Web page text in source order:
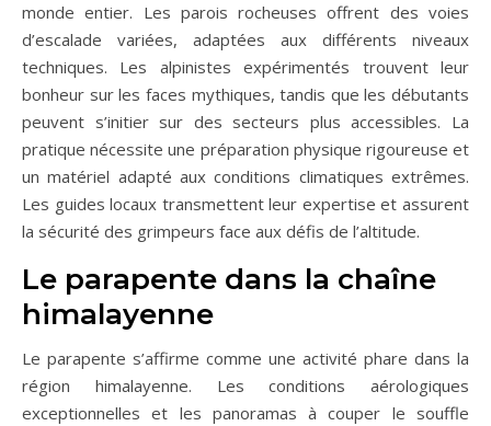
monde entier. Les parois rocheuses offrent des voies
d’escalade variées, adaptées aux différents niveaux
techniques. Les alpinistes expérimentés trouvent leur
bonheur sur les faces mythiques, tandis que les débutants
peuvent s’initier sur des secteurs plus accessibles. La
pratique nécessite une préparation physique rigoureuse et
un matériel adapté aux conditions climatiques extrêmes.
Les guides locaux transmettent leur expertise et assurent
la sécurité des grimpeurs face aux défis de l’altitude.
Le parapente dans la chaîne
himalayenne
Le parapente s’affirme comme une activité phare dans la
région himalayenne. Les conditions aérologiques
exceptionnelles et les panoramas à couper le souffle